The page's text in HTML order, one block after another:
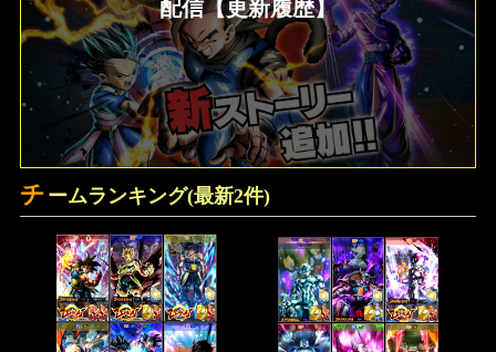
配信【更新履歴】
チ ームランキング(最新2件)